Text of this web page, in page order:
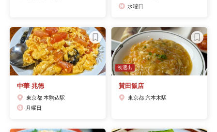
水曜日
中華 兆徳
東京都 本駒込駅
月曜日
初選出
賛田飯店
東京都 六本木駅